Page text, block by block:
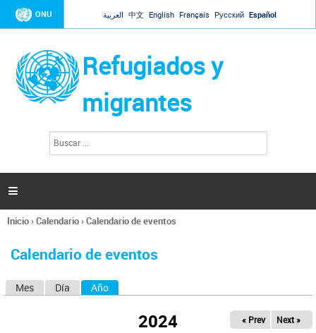
Jump to navigation
ONU العربية 中文 English Français Русский Español
Refugiados y
migrantes
l
s

Se
usted
Inicio›Calendario›Calendario de eventos
Calendario de eventos
Mes Día Año
2024 « Prev Next »